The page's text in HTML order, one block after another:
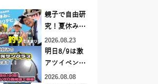
親子で自由研
究！夏休みに
釣りデビュー
2026.08.23
明日8/9は激
アツイベント
日！！！～オ
2026.08.08